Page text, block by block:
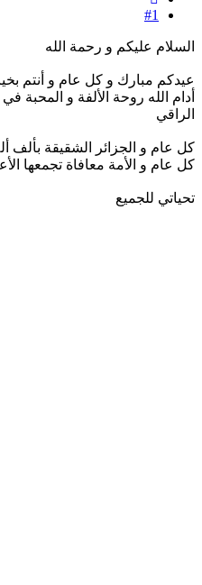
#1
السلام عليكم و رحمة الله
عيدكم مبارك و كل عام و أنتم
أدام الله روحة الألفة و المحبة
الراقي
كل عام و الجزائر الشقيقة بألف
كل عام و الأمة معافاة تجمعها
تحياتي للجميع